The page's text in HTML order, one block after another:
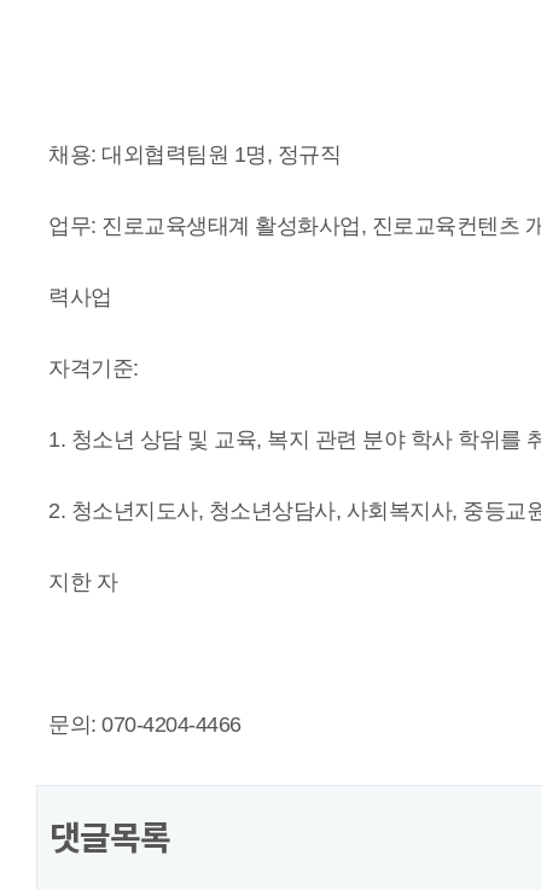
채용: 대외협력팀원 1명, 정규직
업무: 진로교육생태계 활성화사업, 진로교육컨텐츠
력사업
자격기준:
1. 청소년 상담 및 교육, 복지 관련 분야 학사 학위를
2. 청소년지도사, 청소년상담사, 사회복지사, 중등교
지한 자
문의: 070-4204-4466
댓글목록